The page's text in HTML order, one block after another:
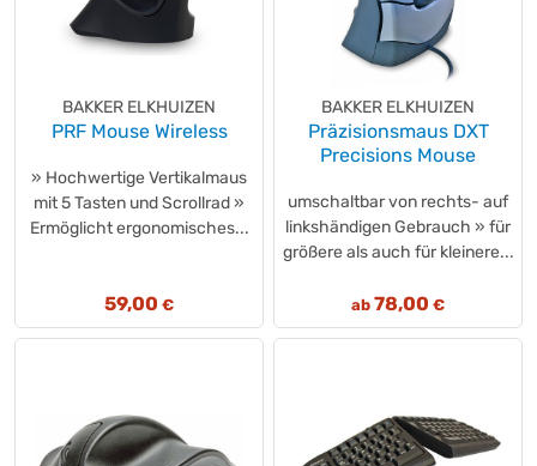
BAKKER ELKHUIZEN
PRF Mouse Wireless
» Hochwertige Vertikalmaus
mit 5 Tasten und Scrollrad »
Ermöglicht ergonomisches...
59,00 €
BAKKER ELKHUIZEN
Präzisionsmaus DXT
Precisions Mouse
umschaltbar von rechts- auf
linkshändigen Gebrauch » für
größere als auch für kleinere...
ab 78,00 €